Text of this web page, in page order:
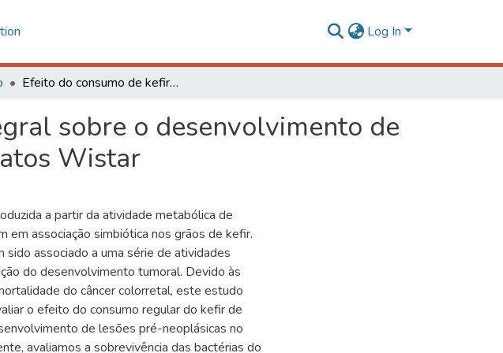
Log In
Efeito do consumo de kefir de leite integral sobre o desenvolvimento de lesões pré-neoplásicas intestinais em ratos Wistar
sobre o desenvolvimento de
Wistar
a partir da atividade metabólica de
em associação simbiótica nos grãos de kefir.
associado a uma série de atividades
do desenvolvimento tumoral. Devido às
do câncer colorretal, este estudo
o efeito do consumo regular do kefir de
de lesões pré-neoplásicas no
avaliamos a sobrevivência das bactérias do